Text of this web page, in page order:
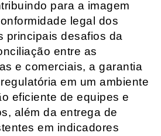
para a imagem
legal dos
principais desafios da
entre as
e comerciais, a garantia
em um ambiente
eficiente de equipes e
além da entrega de
em indicadores